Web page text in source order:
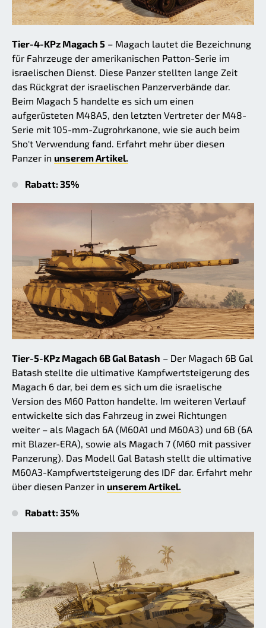
Tier-4-KPz Magach 5 – Magach lautet die Bezeichnung
für Fahrzeuge der amerikanischen Patton-Serie im
israelischen Dienst. Diese Panzer stellten lange Zeit
das Rückgrat der israelischen Panzerverbände dar.
Beim Magach 5 handelte es sich um einen
aufgerüsteten M48A5, den letzten Vertreter der M48-
Serie mit 105-mm-Zugrohrkanone, wie sie auch beim
Sho't Verwendung fand. Erfahrt mehr über diesen
Panzer in unserem Artikel.
Rabatt: 35%
Tier-5-KPz Magach 6B Gal Batash – Der Magach 6B Gal
Batash stellte die ultimative Kampfwertsteigerung des
Magach 6 dar, bei dem es sich um die israelische
Version des M60 Patton handelte. Im weiteren Verlauf
entwickelte sich das Fahrzeug in zwei Richtungen
weiter – als Magach 6A (M60A1 und M60A3) und 6B (6A
mit Blazer-ERA), sowie als Magach 7 (M60 mit passiver
Panzerung). Das Modell Gal Batash stellt die ultimative
M60A3-Kampfwertsteigerung des IDF dar. Erfahrt mehr
über diesen Panzer in unserem Artikel.
Rabatt: 35%